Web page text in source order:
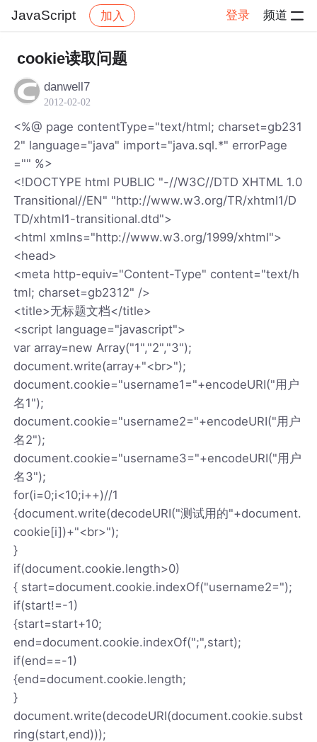
JavaScript 加入 登录 频道
JavaScript
cookie读取问题
danwell7
2012-02-02
<%@ page contentType="text/html; charset=gb231
2" language="java" import="java.sql.*" errorPage
="" %>
<!DOCTYPE html PUBLIC "-//W3C//DTD XHTML 1.0
Transitional//EN" "http://www.w3.org/TR/xhtml1/D
TD/xhtml1-transitional.dtd">
<html xmlns="http://www.w3.org/1999/xhtml">
<head>
<meta http-equiv="Content-Type" content="text/h
tml; charset=gb2312" />
<title>无标题文档</title>
<script language="javascript">
var array=new Array("1","2","3");
document.write(array+"<br>");
document.cookie="username1="+encodeURI("用户
名1");
document.cookie="username2="+encodeURI("用户
名2");
document.cookie="username3="+encodeURI("用户
名3");
for(i=0;i<10;i++)//1
{document.write(decodeURI("测试用的"+document.
cookie[i])+"<br>");
}
if(document.cookie.length>0)
{ start=document.cookie.indexOf("username2=");
if(start!=-1)
{start=start+10;
end=document.cookie.indexOf(";",start);
if(end==-1)
{end=document.cookie.length;
}
document.write(decodeURI(document.cookie.subst
ring(start,end)));